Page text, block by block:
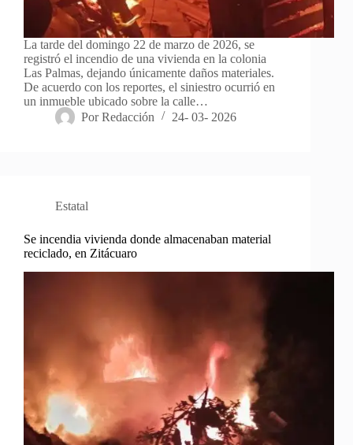
La tarde del domingo 22 de marzo de 2026, se
registró el incendio de una vivienda en la colonia
Las Palmas, dejando únicamente daños materiales.
De acuerdo con los reportes, el siniestro ocurrió en
un inmueble ubicado sobre la calle…
Por Redacción 24- 03- 2026
Estatal
Se incendia vivienda donde almacenaban material
reciclado, en Zitácuaro